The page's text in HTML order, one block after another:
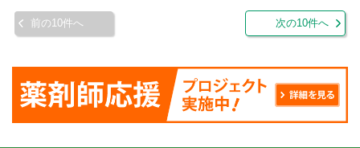
前の10件へ 次の10件へ